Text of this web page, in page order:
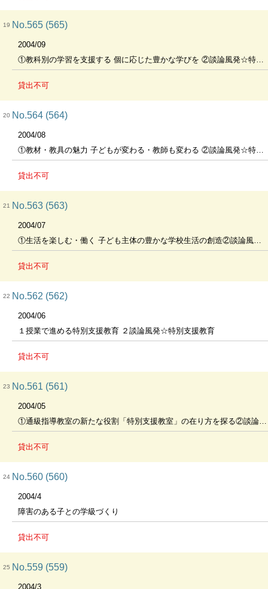
19 No.565 (565)
2004/09
①教科別の学習を支援する 個に応じた豊かな学びを ②談論風発☆特別支援 教育教師・学校組織の専門性の強化
貸出不可
20 No.564 (564)
2004/08
①教材・教具の魅力 子どもが変わる・教師も変わる ②談論風発☆特別支援教育 個別の教育支援計画をめぐって 2-関係者との連携
貸出不可
21 No.563 (563)
2004/07
①生活を楽しむ・働く 子ども主体の豊かな学校生活の創造②談論風発☆特別支援教育 個別の教育支援計画をめぐって
貸出不可
22 No.562 (562)
2004/06
１授業で進める特別支援教育 ２談論風発☆特別支援教育
貸出不可
23 No.561 (561)
2004/05
①通級指導教室の新たな役割「特別支援教室」の在り方を探る②談論風発☆特別支援教育 特別支援教育コーディネータを語る
貸出不可
24 No.560 (560)
2004/4
障害のある子との学級づくり
貸出不可
25 No.559 (559)
2004/3